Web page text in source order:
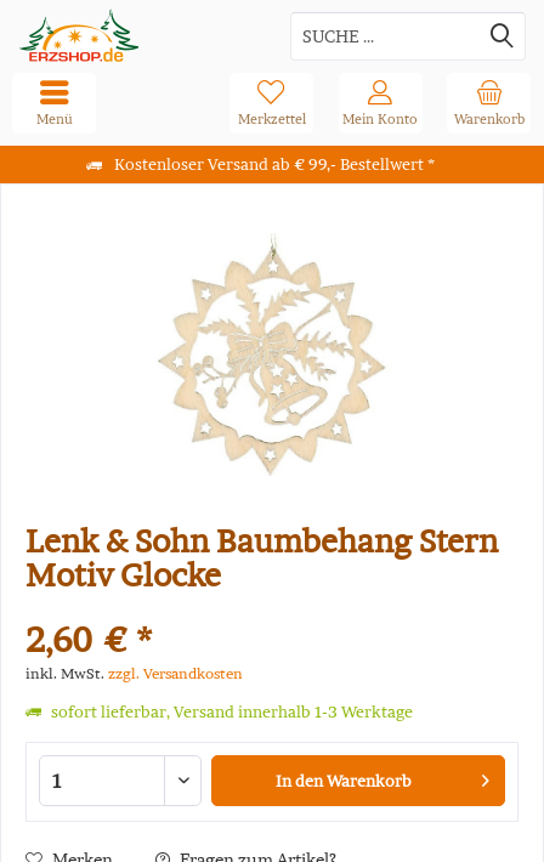
Kostenloser Versand ab € 99,- Bestellwert *
Warenkorb
Merkzettel Mein Konto
Menü
Lenk & Sohn Baumbehang Stern
Motiv Glocke
2,60 € *
inkl. MwSt. zzgl. Versandkosten
sofort lieferbar, Versand innerhalb 1-3 Werktage
In denWarenkorb